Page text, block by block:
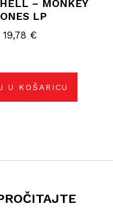
– MONKEY
LP
19,78 €
U KOŠARICU